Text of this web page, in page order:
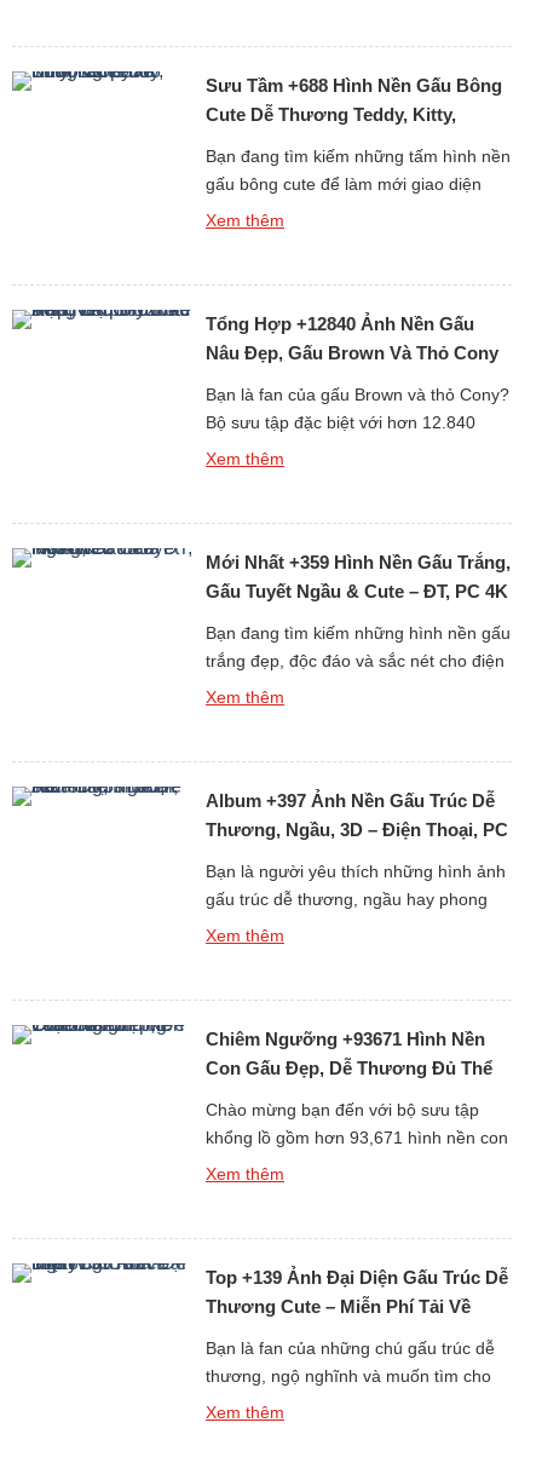
đáng yêu […]
Sưu Tầm +688 Hình Nền Gấu Bông
Cute Dễ Thương Teddy, Kitty,
Bạn đang tìm kiếm những tấm hình nền
gấu bông cute để làm mới giao diện
điện thoại hay máy tính mỗi ngày? Bộ
kế mềm mại, đáng yêu và […]
Xem thêm
Tổng Hợp +12840 Ảnh Nền Gấu
Nâu Đẹp, Gấu Brown Và Thỏ Cony
Bạn là fan của gấu Brown và thỏ Cony?
Bộ sưu tập đặc biệt với hơn 12.840
hình nền gấu Brown cute, đẹp, sắc nét
hoạt hình huyền thoại Brown […]
Xem thêm
Mới Nhất +359 Hình Nền Gấu Trắng,
Gấu Tuyết Ngầu & Cute – ĐT, PC 4K
Bạn đang tìm kiếm những hình nền gấu
trắng đẹp, độc đáo và sắc nét cho điện
thoại hoặc máy tính? Bộ sưu tập mới
từ cái nhìn đầu tiên. Tại […]
Xem thêm
Album +397 Ảnh Nền Gấu Trúc Dễ
Thương, Ngầu, 3D – Điện Thoại, PC
Bạn là người yêu thích những hình ảnh
gấu trúc dễ thương, ngầu hay phong
cách 3D sống động? Album +397 ảnh
tượng của sự dễ thương và thân thiện,
[…]
Xem thêm
Chiêm Ngưỡng +93671 Hình Nền
Con Gấu Đẹp, Dễ Thương Đủ Thể
Chào mừng bạn đến với bộ sưu tập
khổng lồ gồm hơn 93,671 hình nền con
gấu đẹp, dễ thương và đa dạng thể loại
gấu không chỉ làm đẹp cho […]
Xem thêm
Top +139 Ảnh Đại Diện Gấu Trúc Dễ
Thương Cute – Miễn Phí Tải Về
Bạn là fan của những chú gấu trúc dễ
thương, ngộ nghĩnh và muốn tìm cho
mình một hình đại diện thật ấn tượng?
Xem thêm